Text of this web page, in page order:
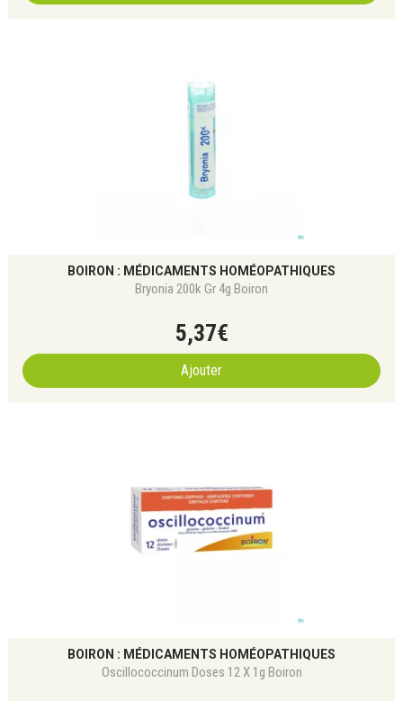
BOIRON : MÉDICAMENTS HOMÉOPATHIQUES
Bryonia 200k Gr 4g Boiron
5,37€
Ajouter
BOIRON : MÉDICAMENTS HOMÉOPATHIQUES
Oscillococcinum Doses 12 X 1g Boiron